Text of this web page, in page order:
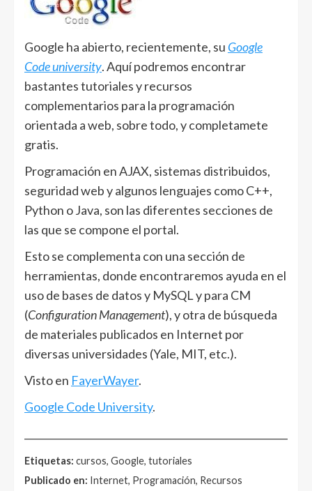
Google ha abierto, recientemente, su Google
Code university. Aquí podremos encontrar
bastantes tutoriales y recursos
complementarios para la programación
orientada a web, sobre todo, y completamete
gratis.
Programación en AJAX, sistemas distribuidos,
seguridad web y algunos lenguajes como C++,
Python o Java, son las diferentes secciones de
las que se compone el portal.
Esto se complementa con una sección de
herramientas, donde encontraremos ayuda en el
uso de bases de datos y MySQL y para CM
(Configuration Management), y otra de búsqueda
de materiales publicados en Internet por
diversas universidades (Yale, MIT, etc.).
Visto en FayerWayer.
Google Code University.
Etiquetas: cursos, Google, tutoriales
Publicado en: Internet, Programación, Recursos